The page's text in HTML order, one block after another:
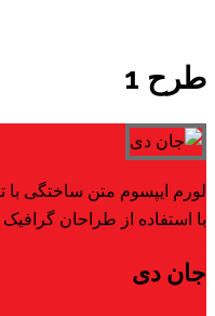
طرح 1
لورم ایپسوم متن ساختگی
با استفاده از طراحان
جان دی